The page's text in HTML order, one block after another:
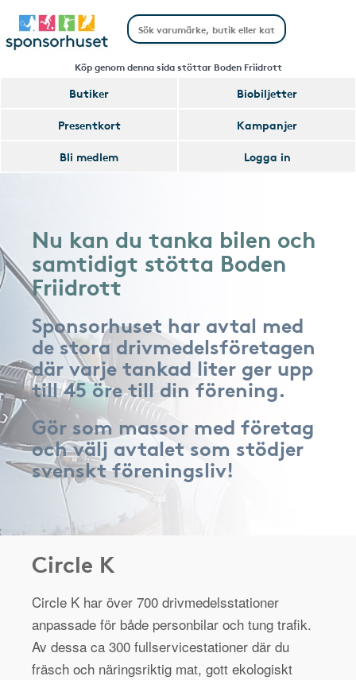
Köp genom denna sida stöttar Boden Friidrott
Butiker
Biobiljetter
Presentkort
Kampanjer
Bli medlem
Logga in
Nu kan du tanka bilen och
samtidigt stötta Boden
Friidrott
Sponsorhuset har avtal med
de stora drivmedelsföretagen
där varje tankad liter ger upp
till 45 öre till din förening.
Gör som massor med företag
och välj avtalet som stödjer
svenskt föreningsliv!
Circle K
Circle K har över 700 drivmedelsstationer
anpassade för både personbilar och tung trafik.
Av dessa ca 300 fullservicestationer där du
fräsch och näringsriktig mat, gott ekologiskt